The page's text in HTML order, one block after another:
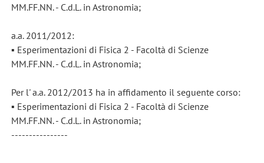
MM.FF.NN. - C.d.L. in Astronomia;
a.a. 2011/2012:
▪ Esperimentazioni di Fisica 2 - Facoltà di Scienze
MM.FF.NN. - C.d.L. in Astronomia;
Per l' a.a. 2012/2013 ha in affidamento il seguente corso:
▪ Esperimentazioni di Fisica 2 - Facoltà di Scienze
MM.FF.NN. - C.d.L. in Astronomia;
----------------